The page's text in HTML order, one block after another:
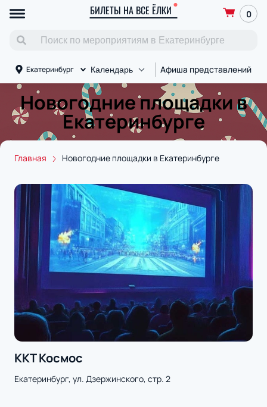
БИЛЕТЫ НА ВСЕ ЁЛКИ 0
Екатеринбург Календарь Афиша представлений
Новогодние площадки в
Екатеринбурге
Главная Новогодние площадки в Екатеринбурге
ККТ Космос
Екатеринбург, ул. Дзержинского, стр. 2